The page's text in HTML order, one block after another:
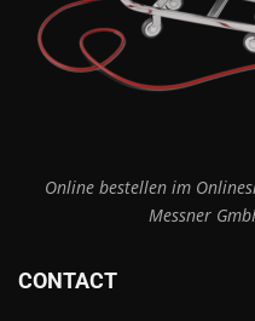
Online bestellen im
Messner
CONTACT